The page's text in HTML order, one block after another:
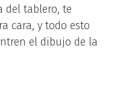
del tablero, te
cara, y todo esto
el dibujo de la